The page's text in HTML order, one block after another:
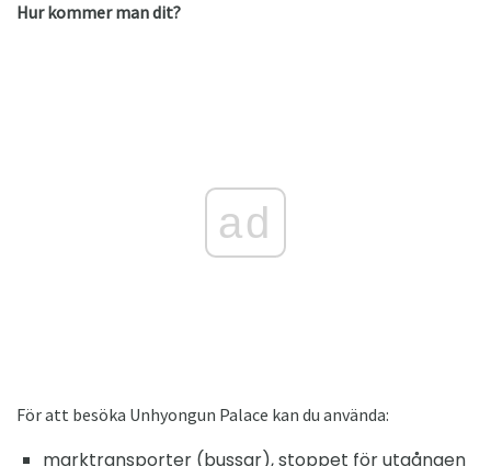
Hur kommer man dit?
ad
För att besöka Unhyongun Palace kan du använda:
marktransporter (bussar), stoppet för utgången